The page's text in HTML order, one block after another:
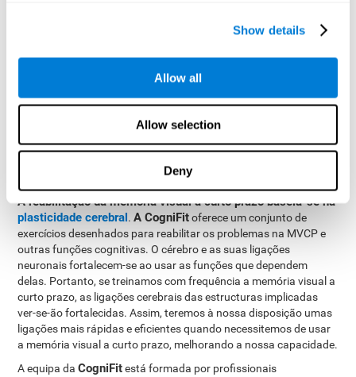
Show details
Allow all
Allow selection
Deny
imagem desaparecerá e aparecerão diferentes opções, entre
Como reabilitar ou melhorar a
memória visual a curto prazo?
NaCogniFitoferecemos a possibilidade de treinar de maneira
A reabilitação da memória visual a curto prazo baseia-se na
plasticidade cerebral.A CogniFitoferece um conjunto de
exercícios desenhados para reabilitar os problemas na MVCP e
outras funções cognitivas. O cérebro e as suas ligações
neuronais fortalecem-se ao usar as funções que dependem
delas. Portanto, se treinamos com frequência a memória visual a
curto prazo, as ligações cerebrais das estructuras implicadas
ver-se-ão fortalecidas. Assim, teremos à nossa disposição umas
ligações mais rápidas e eficientes quando necessitemos de usar
a memória visual a curto prazo, melhorando a nossa capacidade.
A equipa daCogniFitestá formada por profissionais